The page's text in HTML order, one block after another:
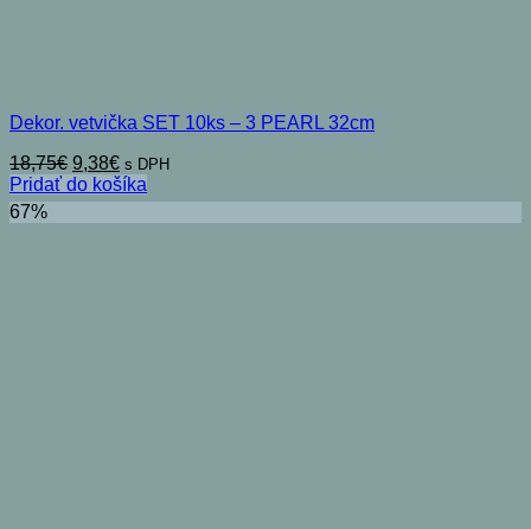
Dekor. vetvička SET 10ks – 3 PEARL 32cm
18,75€ Pôvodná
cena
bola:
18,75€.
9,38€Aktuálna
cena
je:
9,38€.
s DPH
Pridať do košíka
67%